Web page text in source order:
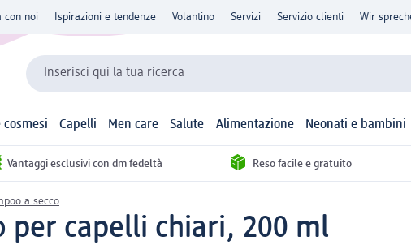
con noi Ispirazioni e tendenze Volantino Servizi Servizio clienti Wir
Inserisci qui la tua ricerca
cosmesi Capelli Men care Salute Alimentazione Neonati e bambini
Vantaggi esclusivi con dm fedeltà Reso facile e gratuito
a secco
per capelli chiari, 200 ml